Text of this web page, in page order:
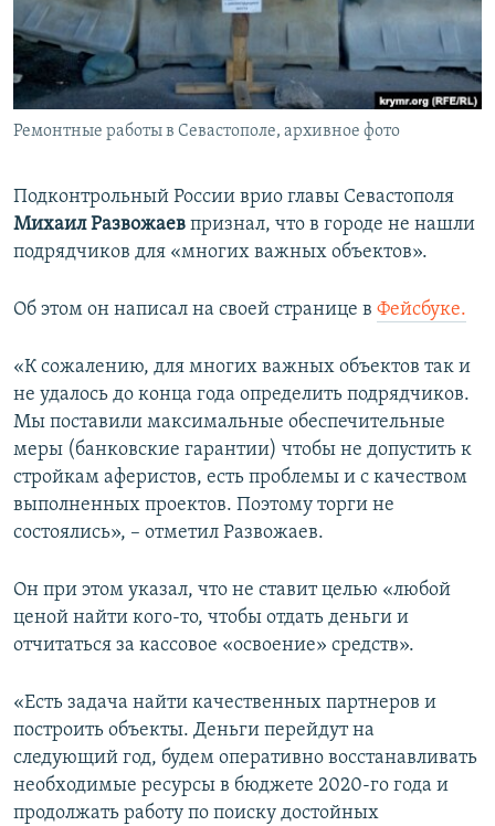
ПОБЕДИТЕЛЕЙ НЕ СУДЯТ?
КРЫМ.НЕПОКОРЕННЫЙ
ELIFBE
УКРАИНСКАЯ ПРОБЛЕМА КРЫМА
ПРИСОЕДИНЯЙТЕСЬ!
Ремонтные работы в Севастополе, архивное фото
Подконтрольный России врио главы Севастополя
Михаил Развожаев признал, что в городе не нашли
подрядчиков для «многих важных объектов».
Об этом он написал на своей странице в Фейсбуке.
«К сожалению, для многих важных объектов так и
не удалось до конца года определить подрядчиков.
Мы поставили максимальные обеспечительные
меры (банковские гарантии) чтобы не допустить к
стройкам аферистов, есть проблемы и с качеством
выполненных проектов. Поэтому торги не
состоялись», – отметил Развожаев.
Он при этом указал, что не ставит целью «любой
ценой найти кого-то, чтобы отдать деньги и
отчитаться за кассовое «освоение» средств».
«Есть задача найти качественных партнеров и
построить объекты. Деньги перейдут на
следующий год, будем оперативно восстанавливать
необходимые ресурсы в бюджете 2020-го года и
продолжать работу по поиску достойных